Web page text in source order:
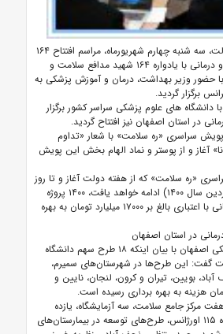
به مناسبت هفته دولت، سه شنبه چهارم شهریورماه، مراسم افتتاح ۱۶۴
پروژه آموزشی، بهداشتی و درمانی با یادواره ۱۶۴ شهید مدافع سلامت و
حضور وزیر بهداشت، درمان و آموزش پزشکی به
برگزار گردید.
دانشگاه های علوم پزشکی سراسر کشور برگزار
سراسری «ره سلامت» با شعار «تداوم
آغاز و از پوستر و نماد الهام بخش این پویش
«ره سلامت» که از هفته دولت آغاز و تا روز
جمهوری اسلامی (۱۲ فروردین سال ۱۴۰۰) ادامه خواهد یافت، ۱۴۰۰ پروژه
آموزشی، بهداشتی و درمانی با اعتباری بالغ بر ۱۷۰۰۰ میلیارد تومان به بهره
رئیس دانشگاه علوم پزشکی اصفهان با بیان اینکه ۱۸ طرح سهم دانشگاه
گفت: این طرح‌ها در شهرستان‌های سمیرم،
بویین، تیران و کرون، لنجان، نایین و
مرکز جامع سلامت، سه آزمایشگاه، یازده
واحد پانسیون، یک پایگاه ۱۱۵ اورژانس، طرح‌های توسعه در بیمارستان‌های